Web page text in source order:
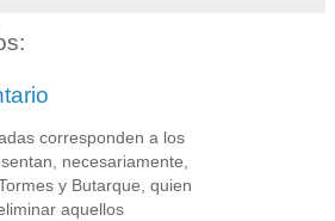
corresponden a los
necesariamente,
y Butarque, quien
aquellos